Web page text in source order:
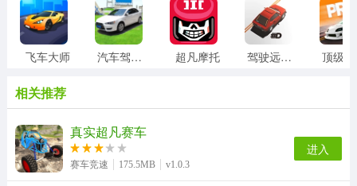
飞车大师 汽车驾驶模拟器 超凡摩托 驾驶远行中文版
相关推荐
真实超凡赛车
赛车竞速 175.5MB v1.0.3
进入